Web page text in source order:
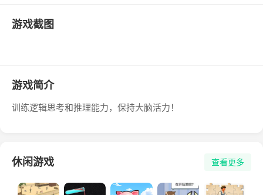
游戏截图
游戏简介
训练逻辑思考和推理能力，保持大脑活力！
休闲游戏 查看更多